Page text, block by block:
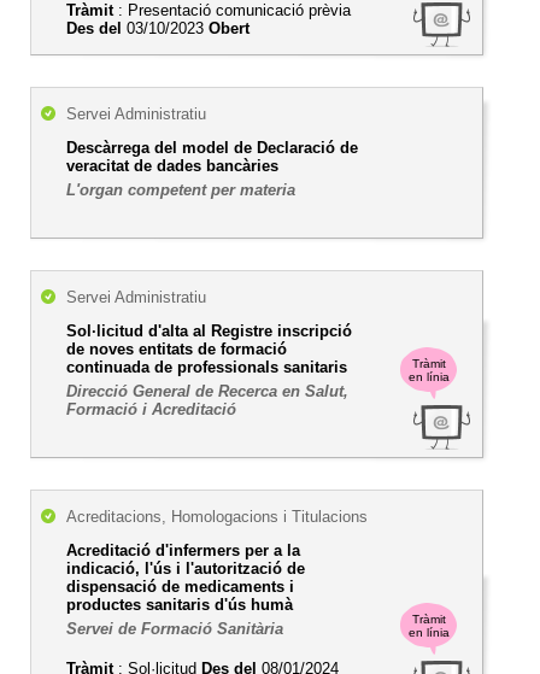
Tràmit: Presentació comunicació prèvia
Des del 03/10/2023 Obert
Servei Administratiu
Descàrrega del model de Declaració de
veracitat de dades bancàries
L'organ competent per materia
Tràmit
en línia
Servei Administratiu
Sol·licitud d'alta al Registre inscripció
de noves entitats de formació
continuada de professionals sanitaris
Direcció General de Recerca en Salut,
Formació i Acreditació
Tràmit
en línia
Acreditacions, Homologacions i Titulacions
Acreditació d'infermers per a la
indicació, l'ús i l'autorització de
dispensació de medicaments i
productes sanitaris d'ús humà
Servei de Formació Sanitària
Tràmit: Sol·licitud Des del 08/01/2024